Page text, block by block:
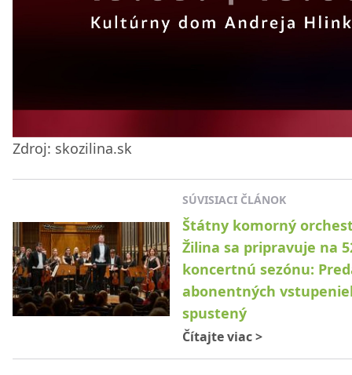
Zdroj: skozilina.sk
SÚVISIACI ČLÁNOK
Štátny komorný
Žilina sa pripravuje na
koncertnú sezónu:
abonentných
spustený
Čítajte viac>